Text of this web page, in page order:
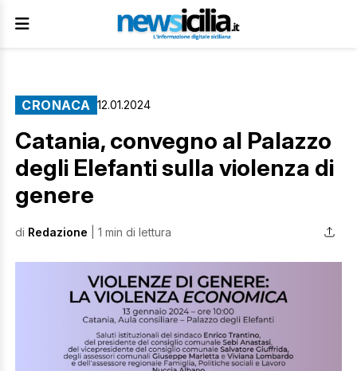
CRONACA 12.01.2024
Catania, convegno al Palazzo
degli Elefanti sulla violenza di
genere
di Redazione | 1 min di lettura